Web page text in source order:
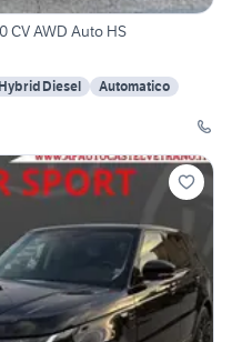
CV AWD Auto HS
Diesel
Automatico